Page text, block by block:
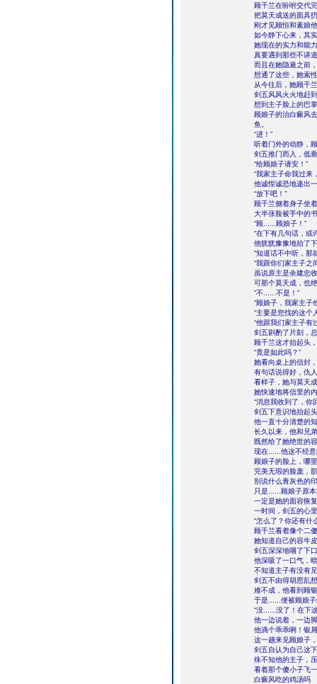
顾千兰在吩咐交代
把莫天成送的面具
刚才见顾恒和素娘
如今静下心来，其
她现在的实力和能
真要遇到那些不讲
而且在她隐遁之前
想通了这些，她索
从今往后，她顾千
剑五风风火火地赶
想到主子脸上的巴
顾娘子的治白癜风
鱼。
“进！”
听着门外的动静，
剑五推门而入，低
“给顾娘子请安！”
“我家主子命我过来
他诚惶诚恐地递出
“放下吧！”
顾千兰侧着身子坐
大半张脸被手中的
“顾......顾娘子！”
“在下有几句话，或
他犹犹豫豫地抬了
“知道话不中听，那
“我跟你们家主子之
虽说原主是余建忠
可那个莫天成，也
“不......不是！”
“顾娘子，我家主子
“主要是您找的这个
“他跟我们家主子有
剑五斟酌了片刻，
顾千兰这才抬起头
“竟是如此吗？”
她看向桌上的信封
有句话说得好，仇
看样子，她与莫天
她快速地将信里的
“消息我收到了，你
剑五下意识地抬起
他一直十分清楚的
长久以来，他和兄
既然给了她绝世的
现在......他这不经
顾娘子的脸上，哪
完美无瑕的脸庞，
别说什么青灰色的
只是......顾娘子原
一定是她的面容恢
一时间，剑五的心
“怎么了？你还有什
顾千兰看着像个二
她知道自己的容牛
剑五深深地咽了下
他深吸了一口气，
不知道主子有没有
剑五不由得胡思乱
难不成，他看到顾
于是......便被顾娘
“没......没了！在下
他一边说着，一边
他滴个乖乖咧！银
这一趟来见顾娘子
剑五自认为自己这
殊不知他的主子，
看着那个傻小子飞
白癜风吃的鸡汤吗